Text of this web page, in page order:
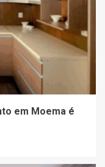
em Moema é